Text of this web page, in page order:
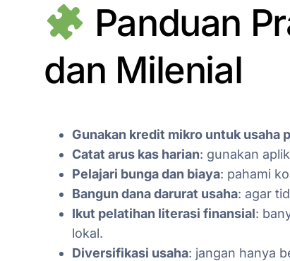
Panduan
dan Milenial
Gunakan kredit mikro untuk usaha
Catat arus kas harian: gunakan
Pelajari bunga dan biaya: pahami
Bangun dana darurat usaha: agar
Ikut pelatihan literasi finansial:
lokal.
Diversifikasi usaha: jangan hanya